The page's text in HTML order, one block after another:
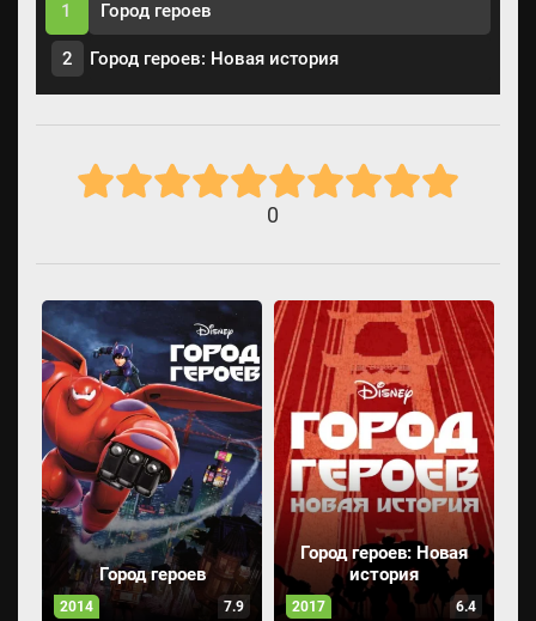
1 Город героев
2 Город героев: Новая история
0
Город героев
2014 7.9
Город героев: Новая
история
2017 6.4